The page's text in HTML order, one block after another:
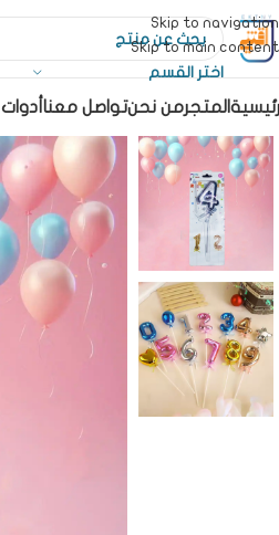
Skip to navigation
Skip to main content
اختر القسم
المتجرمن نحنتواصل معنا